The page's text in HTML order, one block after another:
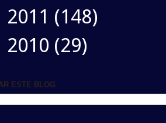
2011 (148)
2010 (29)
ESTE BLOG